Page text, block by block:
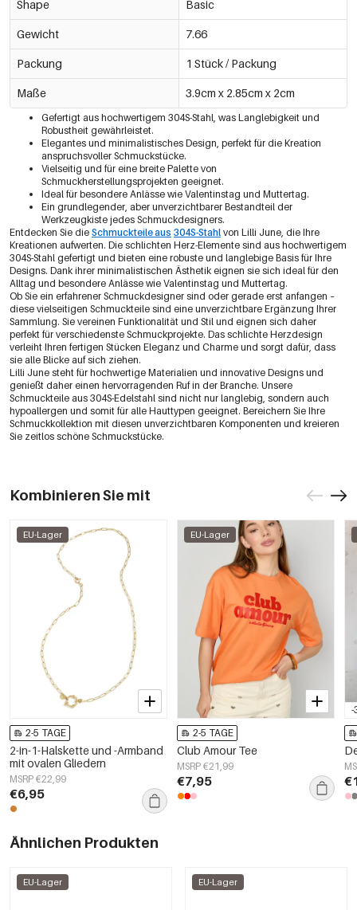
Shape Basic
Gewicht 7.66
Packung 1 Stück / Packung
Maße 3.9cm x 2.85cm x 2cm
Gefertigt aus hochwertigem 304S-Stahl, was Langlebigkeit und
Robustheit gewährleistet.
Elegantes und minimalistisches Design, perfekt für die Kreation
anspruchsvoller Schmuckstücke.
Vielseitig und für eine breite Palette von
Schmuckherstellungsprojekten geeignet.
Ideal für besondere Anlässe wie Valentinstag und Muttertag.
Ein grundlegender, aber unverzichtbarer Bestandteil der
Werkzeugkiste jedes Schmuckdesigners.
Entdecken Sie die Schmuckteile aus 304S-Stahl von Lilli June, die Ihre
Kreationen aufwerten. Die schlichten Herz-Elemente sind aus hochwertigem
304S-Stahl gefertigt und bieten eine robuste und langlebige Basis für Ihre
Designs. Dank ihrer minimalistischen Ästhetik eignen sie sich ideal für den
Alltag und besondere Anlässe wie Valentinstag und Muttertag.
Ob Sie ein erfahrener Schmuckdesigner sind oder gerade erst anfangen –
diese vielseitigen Schmuckteile sind eine unverzichtbare Ergänzung Ihrer
Sammlung. Sie vereinen Funktionalität und Stil und eignen sich daher
perfekt für verschiedenste Schmuckprojekte. Das schlichte Herzdesign
verleiht Ihren fertigen Stücken Eleganz und Charme und sorgt dafür, dass
sie alle Blicke auf sich ziehen.
Lilli June steht für hochwertige Materialien und innovative Designs und
genießt daher einen hervorragenden Ruf in der Branche. Unsere
Schmuckteile aus 304S-Edelstahl sind nicht nur langlebig, sondern auch
hypoallergen und somit für alle Hauttypen geeignet. Bereichern Sie Ihre
Schmuckkollektion mit diesen unverzichtbaren Komponenten und kreieren
Sie zeitlos schöne Schmuckstücke.
Kombinieren Sie mit
EU-Lager
2-5 TAGE
2-in-1-Halskette und -Armband
mit ovalen Gliedern
MSRP €22,99
€6,95
EU-Lager
2-5 TAGE
Club Amour Tee
MSRP €21,99
€7,95
-
Ähnlichen Produkten
EU-Lager EU-Lager